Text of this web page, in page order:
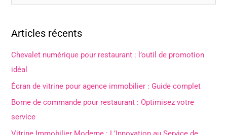
e
r
c
h
Articles récents
Chevalet numérique pour restaurant : l’outil de promotion
idéal
Écran de vitrine pour agence immobilier : Guide complet
Borne de commande pour restaurant : Optimisez votre
service